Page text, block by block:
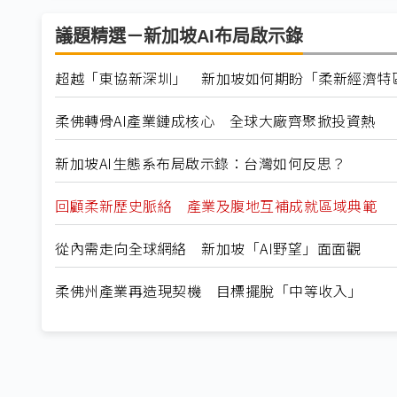
議題精選－新加坡AI布局啟示錄
超越「東協新深圳」 新加坡如何期盼「柔新經濟特
柔佛轉骨AI產業鏈成核心 全球大廠齊聚掀投資熱
新加坡AI生態系布局啟示錄：台灣如何反思？
回顧柔新歷史脈絡 產業及腹地互補成就區域典範
從內需走向全球網絡 新加坡「AI野望」面面觀
柔佛州產業再造現契機 目標擺脫「中等收入」